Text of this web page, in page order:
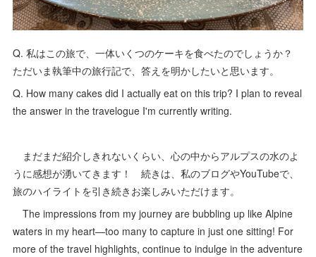
Q. 私はこの旅で、一体いくつのケーキを食べたのでしょうか？
ただいま執筆中の旅行記で、答えを明かしたいと思います。
Q. How many cakes did I actually eat on this trip? I plan to reveal
the answer in the travelogue I'm currently writing.
まだまだ紹介しきれないくらい、心の中からアルプスの水のよ
うに感想が湧いてきます！ 続きは、私のブログやYouTubeで、
旅のハイライトを引き続きお楽しみいただけます。
The impressions from my journey are bubbling up like Alpine
waters in my heart—too many to capture in just one sitting! For
more of the travel highlights, continue to indulge in the adventure